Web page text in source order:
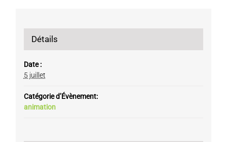
Détails
Date :
5 juillet
Catégorie d’Évènement:
animation